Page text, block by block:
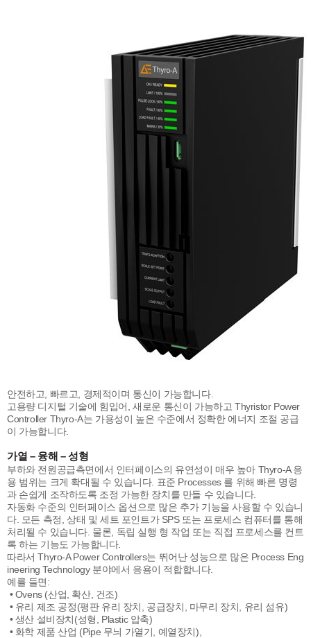
안전하고, 빠르고, 경제적이며 통신이 가능합니다.
고용량 디지털 기술에 힘입어, 새로운 통신이 가능하고 Thyristor Power
Controller Thyro-A는 가용성이 높은 수준에서 정확한 에너지 조절 공급
이 가능합니다.
가열 – 융해 – 성형
부하와 전원공급측면에서 인터페이스의 유연성이 매우 높아 Thyro-A 응
용 범위는 크게 확대될 수 있습니다. 표준 Processes 를 위해 빠른 명령
과 손쉽게 조작하도록 조정 가능한 장치를 만들 수 있습니다.
자동화 수준의 인터페이스 옵션으로 많은 추가 기능을 사용할 수 있습니
다. 모든 측정, 상태 및 세트 포인트가 SPS 또는 프로세스 컴퓨터를 통해
처리될 수 있습니다. 물론, 독립 실행 형 작업 또는 직접 프로세스를 컨트
록 하는 기능도 가능합니다.
따라서 Thyro-A Power Controllers는 뛰어난 성능으로 많은 Process Eng
ineering Technology 분야에서 응용이 적합합니다.
예를 들면:
• Ovens (산업, 확산, 건조)
• 유리 제조 공정(평판 유리 장치, 공급장치, 마무리 장치, 유리 섬유)
• 생산 설비장치(성형, Plastic 압축)
• 화학 제품 산업 (Pipe 무늬 가열기, 예열장치),